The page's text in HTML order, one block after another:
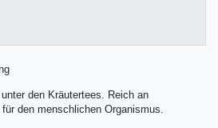
den Kräutertees. Reich an
den menschlichen Organismus.